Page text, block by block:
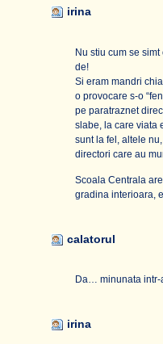
irina
Nu stiu cum se simt
de!
Si eram mandri
o provocare s-o
pe paratraznet
slabe, la care viata
sunt la fel, altele
directori care au
Scoala Centrala
gradina interioara,
calatorul
Da… minunata intr-
irina